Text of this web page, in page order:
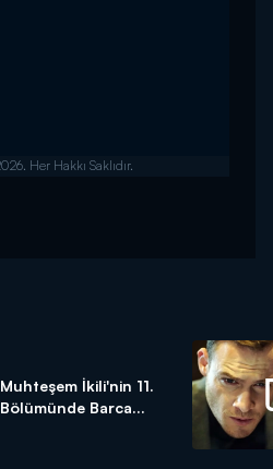
Muhteşem İkili'nin 11.
Bölümünde Barca...